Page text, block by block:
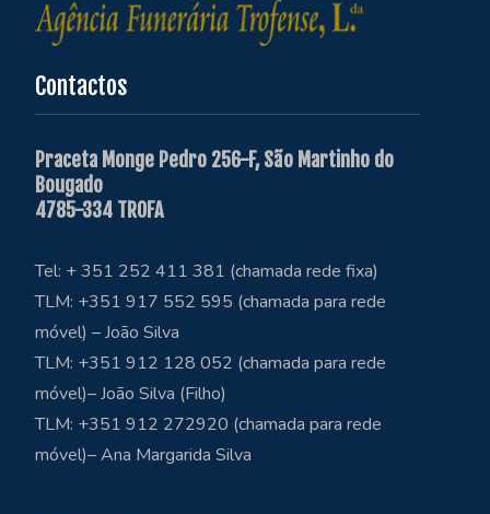
Contactos
Praceta Monge Pedro 256-F, São Martinho do
Bougado
4785-334 TROFA
Tel: + 351 252 411 381 (chamada rede fixa)
TLM: +351 917 552 595 (chamada para rede
móvel) – João Silva
TLM: +351 912 128 052 (chamada para rede
móvel)– João Silva (Filho)
TLM: +351 912 272920 (chamada para rede
móvel)– Ana Margarida Silva